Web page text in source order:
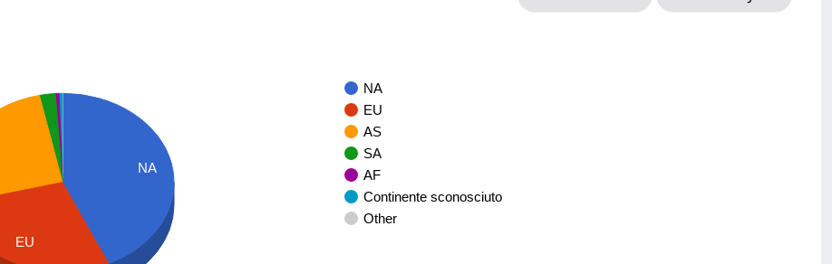
NA
EU
AS
SA
AF
Continente sconosciuto
Other
NA
EU